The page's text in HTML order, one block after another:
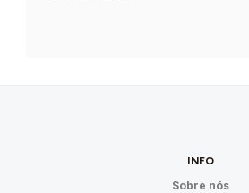
INFO
Sobre nós